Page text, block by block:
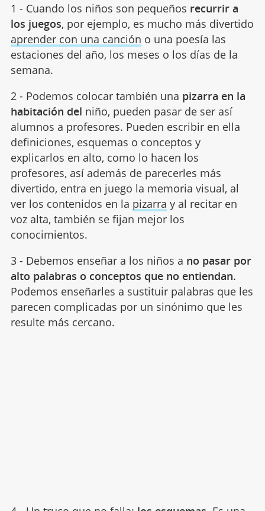
1 - Cuando los niños son pequeños recurrir a
los juegos, por ejemplo, es mucho más divertido
aprender con una canción o una poesía las
estaciones del año, los meses o los días de la
semana.
2 - Podemos colocar también una pizarra en la
habitación del niño, pueden pasar de ser así
alumnos a profesores. Pueden escribir en ella
definiciones, esquemas o conceptos y
explicarlos en alto, como lo hacen los
profesores, así además de parecerles más
divertido, entra en juego la memoria visual, al
ver los contenidos en la pizarra y al recitar en
voz alta, también se fijan mejor los
conocimientos.
3 - Debemos enseñar a los niños a no pasar por
alto palabras o conceptos que no entiendan.
Podemos enseñarles a sustituir palabras que les
parecen complicadas por un sinónimo que les
resulte más cercano.